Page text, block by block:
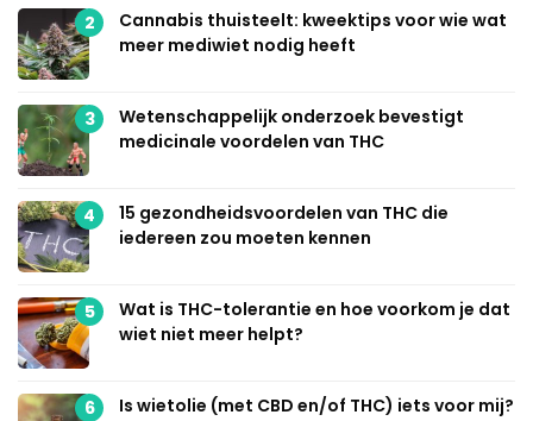
2
Cannabis thuisteelt: kweektips voor wie wat
meer mediwiet nodig heeft
3
Wetenschappelijk onderzoek bevestigt
medicinale voordelen van THC
4
15 gezondheidsvoordelen van THC die
iedereen zou moeten kennen
5
Wat is THC-tolerantie en hoe voorkom je dat
wiet niet meer helpt?
6 Is wietolie (met CBD en/of THC) iets voor mij?